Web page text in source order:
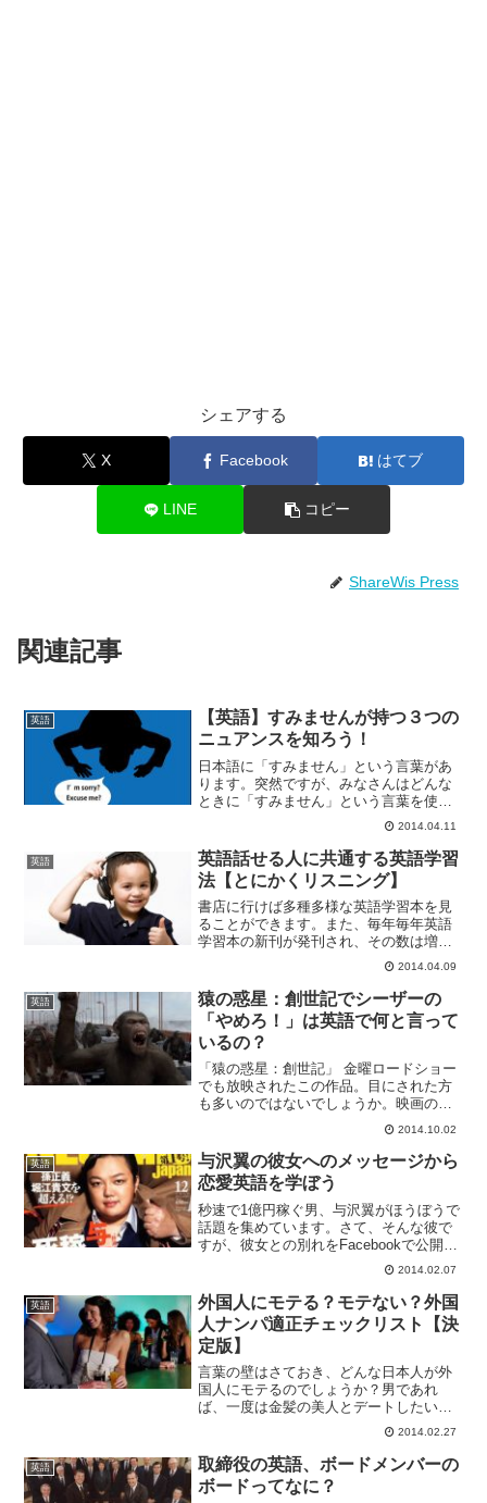
シェアする
X Facebook はてブ
LINE コピー
ShareWis Press
関連記事
英語
【英語】すみませんが持つ３つの
ニュアンスを知ろう！
日本語に「すみません」という言葉があ
ります。突然ですが、みなさんはどんな
ときに「すみません」という言葉を使う
でしょうか？例えば、人に声をかけると
きに「すみません」、間違い電話をかけ
たときに「すみません」、人から奢って
っもらったときに「すみま...
2014.04.11
英語
英語話せる人に共通する英語学習
法【とにかくリスニング】
書店に行けば多種多様な英語学習本を見
ることができます。また、毎年毎年英語
学習本の新刊が発刊され、その数は増え
るばかりです。様々な英語学習法が本の
中で謳われているのですが、意外にも英
語を話せるようになった人にきいてみる
と、その学習法には共通し...
2014.04.09
英語
猿の惑星：創世記でシーザーの
「やめろ！」は英語で何と言って
いるの？
「猿の惑星：創世記」 金曜ロードショー
でも放映されたこの作品。目にされた方
も多いのではないでしょうか。映画の中
の有名なシーンで、チンパンジーのシー
ザーが人間の言葉を初めて話すシーンが
あります。日本語吹き替え版では「やめ
ろ！」と叫ぶのですが、...
2014.10.02
英語
与沢翼の彼女へのメッセージから
恋愛英語を学ぼう
秒速で1億円稼ぐ男、与沢翼がほうぼうで
話題を集めています。さて、そんな彼で
すが、彼女との別れをFacebookで公開
し、彼女への深い愛情、男気あふれるメ
ッセージに日本中が感動の渦に巻き込ま
れました。公開されているメッセージは
こちら。与沢翼の...
2014.02.07
英語
外国人にモテる？モテない？外国
人ナンパ適正チェックリスト【決
定版】
言葉の壁はさておき、どんな日本人が外
国人にモテるのでしょうか？男であれ
ば、一度は金髪の美人とデートしたいと
思ったり、イケメンの白人男性の男子と
付き合ってみたいという女子も数多くい
るでしょう？ですが、あなたは本当に外
国人が日本人のどこに惚れる...
2014.02.27
英語
取締役の英語、ボードメンバーの
ボードってなに？